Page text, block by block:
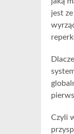
jest
Czyli